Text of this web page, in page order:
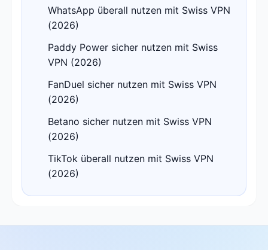
WhatsApp überall nutzen mit Swiss VPN
(2026)
Paddy Power sicher nutzen mit Swiss
VPN (2026)
FanDuel sicher nutzen mit Swiss VPN
(2026)
Betano sicher nutzen mit Swiss VPN
(2026)
TikTok überall nutzen mit Swiss VPN
(2026)